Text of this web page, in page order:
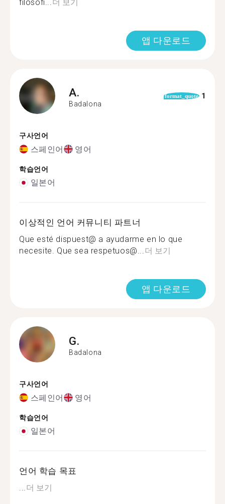
filosofi...더 보기
앱 다운로드
A.
Badalona
format_quote 1
구사언어
스페인어 영어
학습언어
일본어
이상적인 언어 커뮤니티 파트너
Que esté dispuest@ a ayudarme en lo que
necesite. Que sea respetuos@...더 보기
앱 다운로드
G.
Badalona
구사언어
스페인어 영어
학습언어
일본어
언어 학습 목표
...더 보기